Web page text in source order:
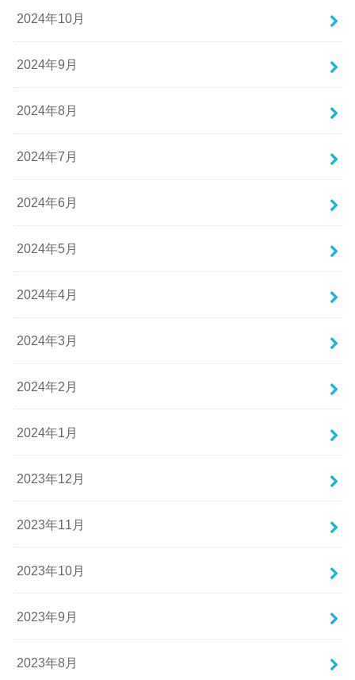
2024年10月
2024年9月
2024年8月
2024年7月
2024年6月
2024年5月
2024年4月
2024年3月
2024年2月
2024年1月
2023年12月
2023年11月
2023年10月
2023年9月
2023年8月